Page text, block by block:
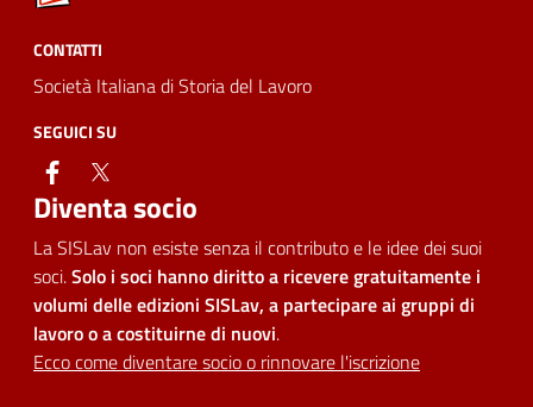
CONTATTI
Società Italiana di Storia del Lavoro
SEGUICI SU
facebook
Diventa socio
La SISLav non esiste senza il contributo e le idee dei suoi
soci.Solo i soci hanno diritto a ricevere gratuitamente i
volumi delle edizioni SISLav, a partecipare ai gruppi di
lavoro o a costituirne di nuovi.
Ecco come diventare socio o rinnovare l'iscrizione